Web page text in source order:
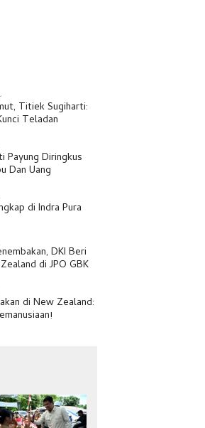
Titiek Sugiharti:
Teladan
Payung Diringkus
Dan Uang
di Indra Pura
DKI Beri
di JPO GBK
di New Zealand: